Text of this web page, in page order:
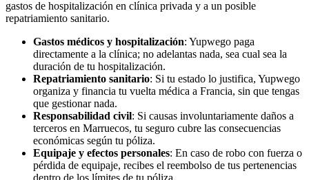
gastos de hospitalización en clínica privada y a un posible
repatriamiento sanitario.
Gastos médicos y hospitalización: Yupwego paga
directamente a la clínica; no adelantas nada, sea cual sea la
duración de tu hospitalización.
Repatriamiento sanitario: Si tu estado lo justifica, Yupwego
organiza y financia tu vuelta médica a Francia, sin que tengas
que gestionar nada.
Responsabilidad civil: Si causas involuntariamente daños a
terceros en Marruecos, tu seguro cubre las consecuencias
económicas según tu póliza.
Equipaje y efectos personales: En caso de robo con fuerza o
pérdida de equipaje, recibes el reembolso de tus pertenencias